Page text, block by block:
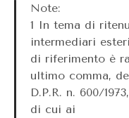
Note:
1 In tema di
intermediari
di riferimento è
ultimo comma,
D.P.R. n. 600/
di cui ai